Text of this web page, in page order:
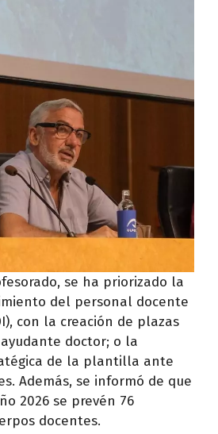
se ha priorizado la
del personal docente
con la creación de plazas
doctor; o la
de la plantilla ante
Además, se informó de que
2026 se prevén 76
docentes.